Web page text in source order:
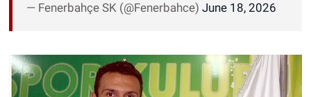
— Fenerbahçe SK (@Fenerbahce) June 18, 2026